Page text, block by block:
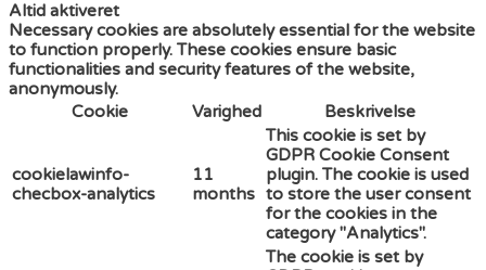
Altid aktiveret
Necessary cookies are absolutely essential for the website
to function properly. These cookies ensure basic
functionalities and security features of the website,
anonymously.
Cookie
Varighed Beskrivelse
cookielawinfo-
checbox-analytics
11
months
This cookie is set by
GDPR Cookie Consent
plugin. The cookie is used
to store the user consent
for the cookies in the
category "Analytics".
The cookie is set by